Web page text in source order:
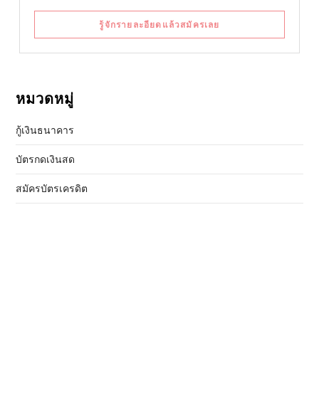
รู้จักรายละอียดแล้วสมัครเลย
หมวดหมู่
กู้เงินธนาคาร
บัตรกดเงินสด
สมัครบัตรเครดิต